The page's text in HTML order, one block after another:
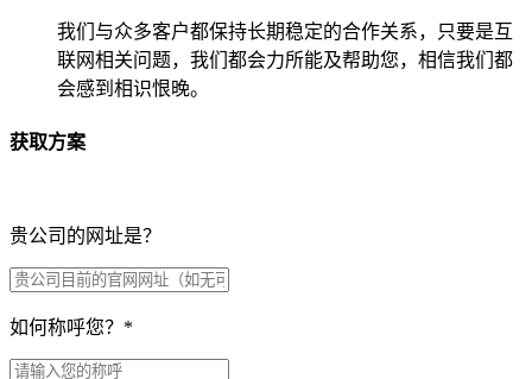
我们与众多客户都保持长期稳定的合作关系，只要是互
联网相关问题，我们都会力所能及帮助您，相信我们都
会感到相识恨晚。
获取方案
贵公司的网址是？
如何称呼您？ *